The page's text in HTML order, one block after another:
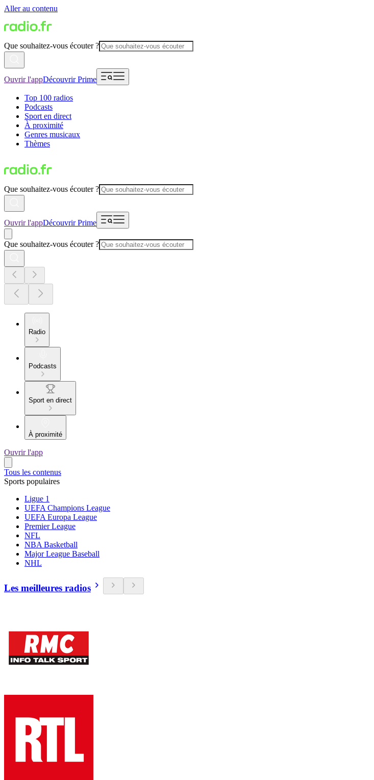
Aller au contenu
Que souhaitez-vous écouter ?
Ouvrir l'appDécouvrir Prime
Top 100 radios
Podcasts
Sport en direct
À proximité
Genres musicaux
Thèmes
Que souhaitez-vous écouter ?
Ouvrir l'appDécouvrir Prime
Que souhaitez-vous écouter ?
Radio
Podcasts
Sport en direct
À proximité
Ouvrir l'app
Tous les contenus
Sports populaires
Ligue 1
UEFA Champions League
UEFA Europa League
Premier League
NFL
NBA Basketball
Major League Baseball
NHL
Les meilleures radios